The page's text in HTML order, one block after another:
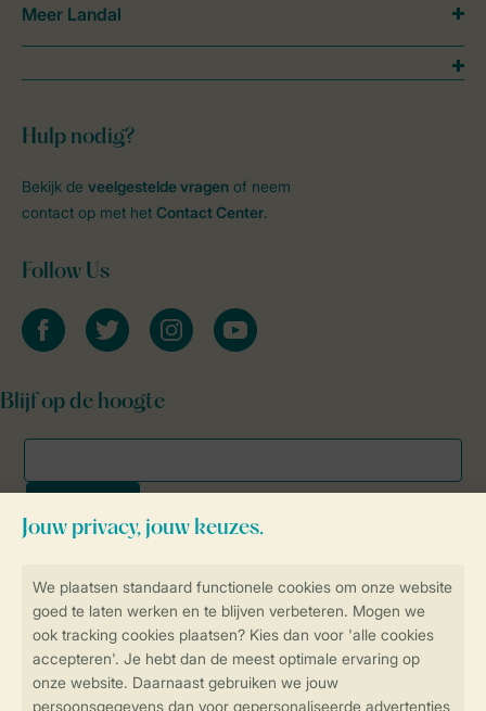
Veilig en snel online boeken
SSL certificaat
Veilige gegevensoverdracht
Hulp nodig?
Bekijk de veelgestelde vragen of neem
contact op met het Contact Center.
Follow Us
facebooktwitter instagramyoutube
Blijf op de hoogte
Meer Landal